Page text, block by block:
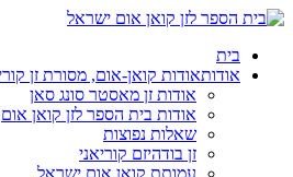
בית
אודותאודות קואן-אום, מסורת זן
אודות זן מאסטר סונג סאן
אודות בית הספר לזן קואן אום
שאלות נפוצות
זן בודהיזם קוריאני
עמותת קואן אום ישראל